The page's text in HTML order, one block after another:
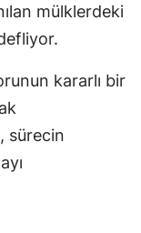
mülklerdeki
kararlı bir
sürecin